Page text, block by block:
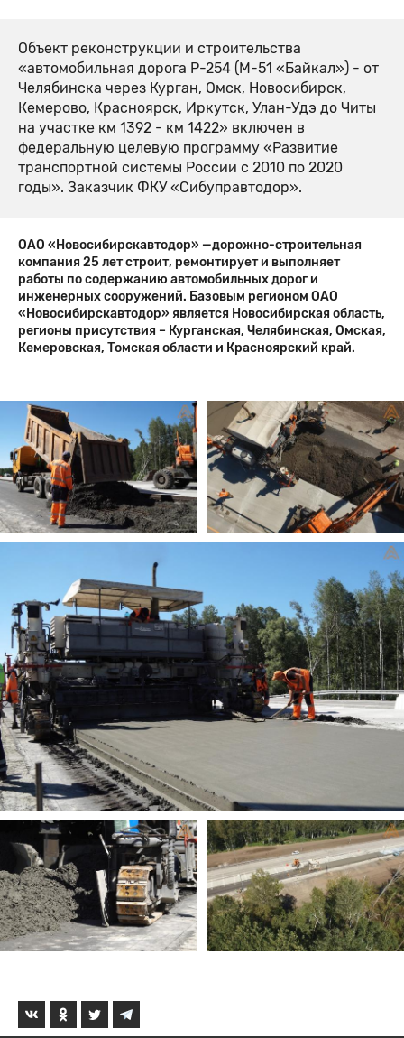
Объект реконструкции и строительства
«автомобильная дорога Р-254 (М-51 «Байкал») - от
Челябинска через Курган, Омск, Новосибирск,
Кемерово, Красноярск, Иркутск, Улан-Удэ до Читы
на участке км 1392 - км 1422» включен в
федеральную целевую программу «Развитие
транспортной системы России с 2010 по 2020
годы». Заказчик ФКУ «Сибуправтодор».
ОАО «Новосибирскавтодор» —дорожно-строительная
компания 25 лет строит, ремонтирует и выполняет
работы по содержанию автомобильных дорог и
инженерных сооружений. Базовым регионом ОАО
«Новосибирскавтодор» является Новосибирская область,
регионы присутствия – Курганская, Челябинская, Омская,
Кемеровская, Томская области и Красноярский край.